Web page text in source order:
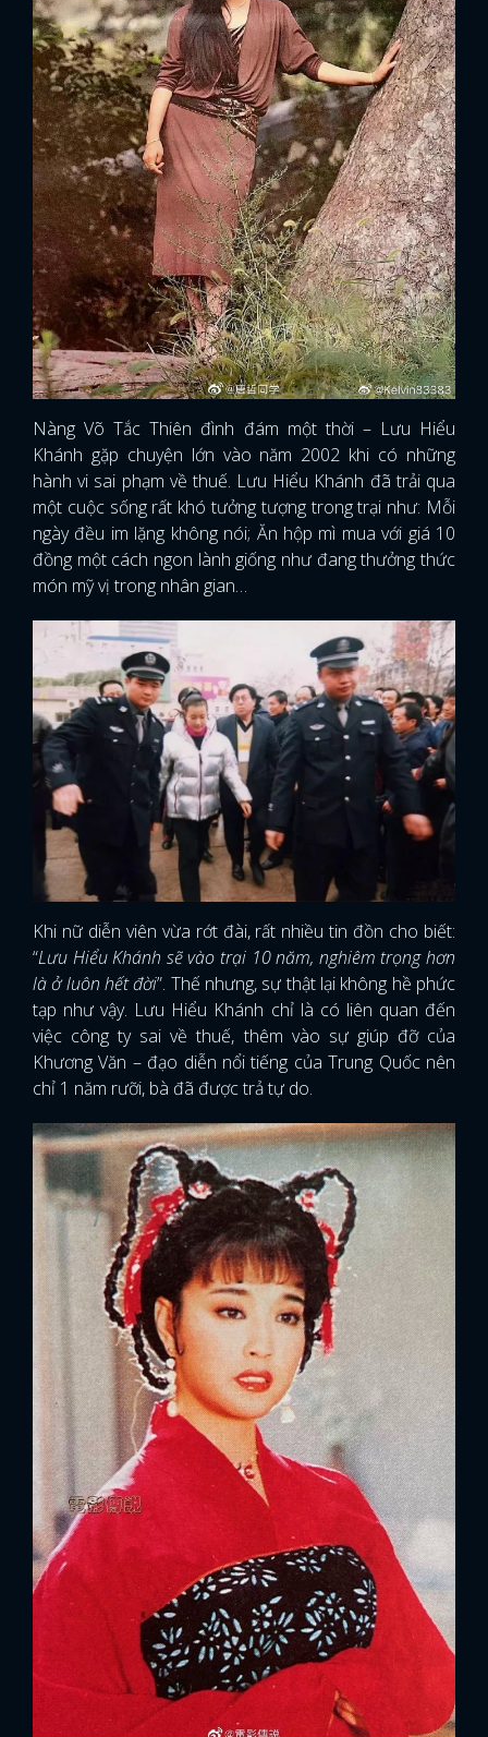
Nàng Võ Tắc Thiên đình đám một thời – Lưu Hiểu
Khánh gặp chuyện lớn vào năm 2002 khi có những
hành vi sai phạm về thuế. Lưu Hiểu Khánh đã trải qua
một cuộc sống rất khó tưởng tượng trong trại như: Mỗi
ngày đều im lặng không nói; Ăn hộp mì mua với giá 10
đồng một cách ngon lành giống như đang thưởng thức
món mỹ vị trong nhân gian…
Khi nữ diễn viên vừa rớt đài, rất nhiều tin đồn cho biết:
“Lưu Hiểu Khánh sẽ vào trại 10 năm, nghiêm trọng hơn
là ở luôn hết đời”. Thế nhưng, sự thật lại không hề phức
tạp như vậy. Lưu Hiểu Khánh chỉ là có liên quan đến
việc công ty sai về thuế, thêm vào sự giúp đỡ của
Khương Văn – đạo diễn nổi tiếng của Trung Quốc nên
chỉ 1 năm rưỡi, bà đã được trả tự do.